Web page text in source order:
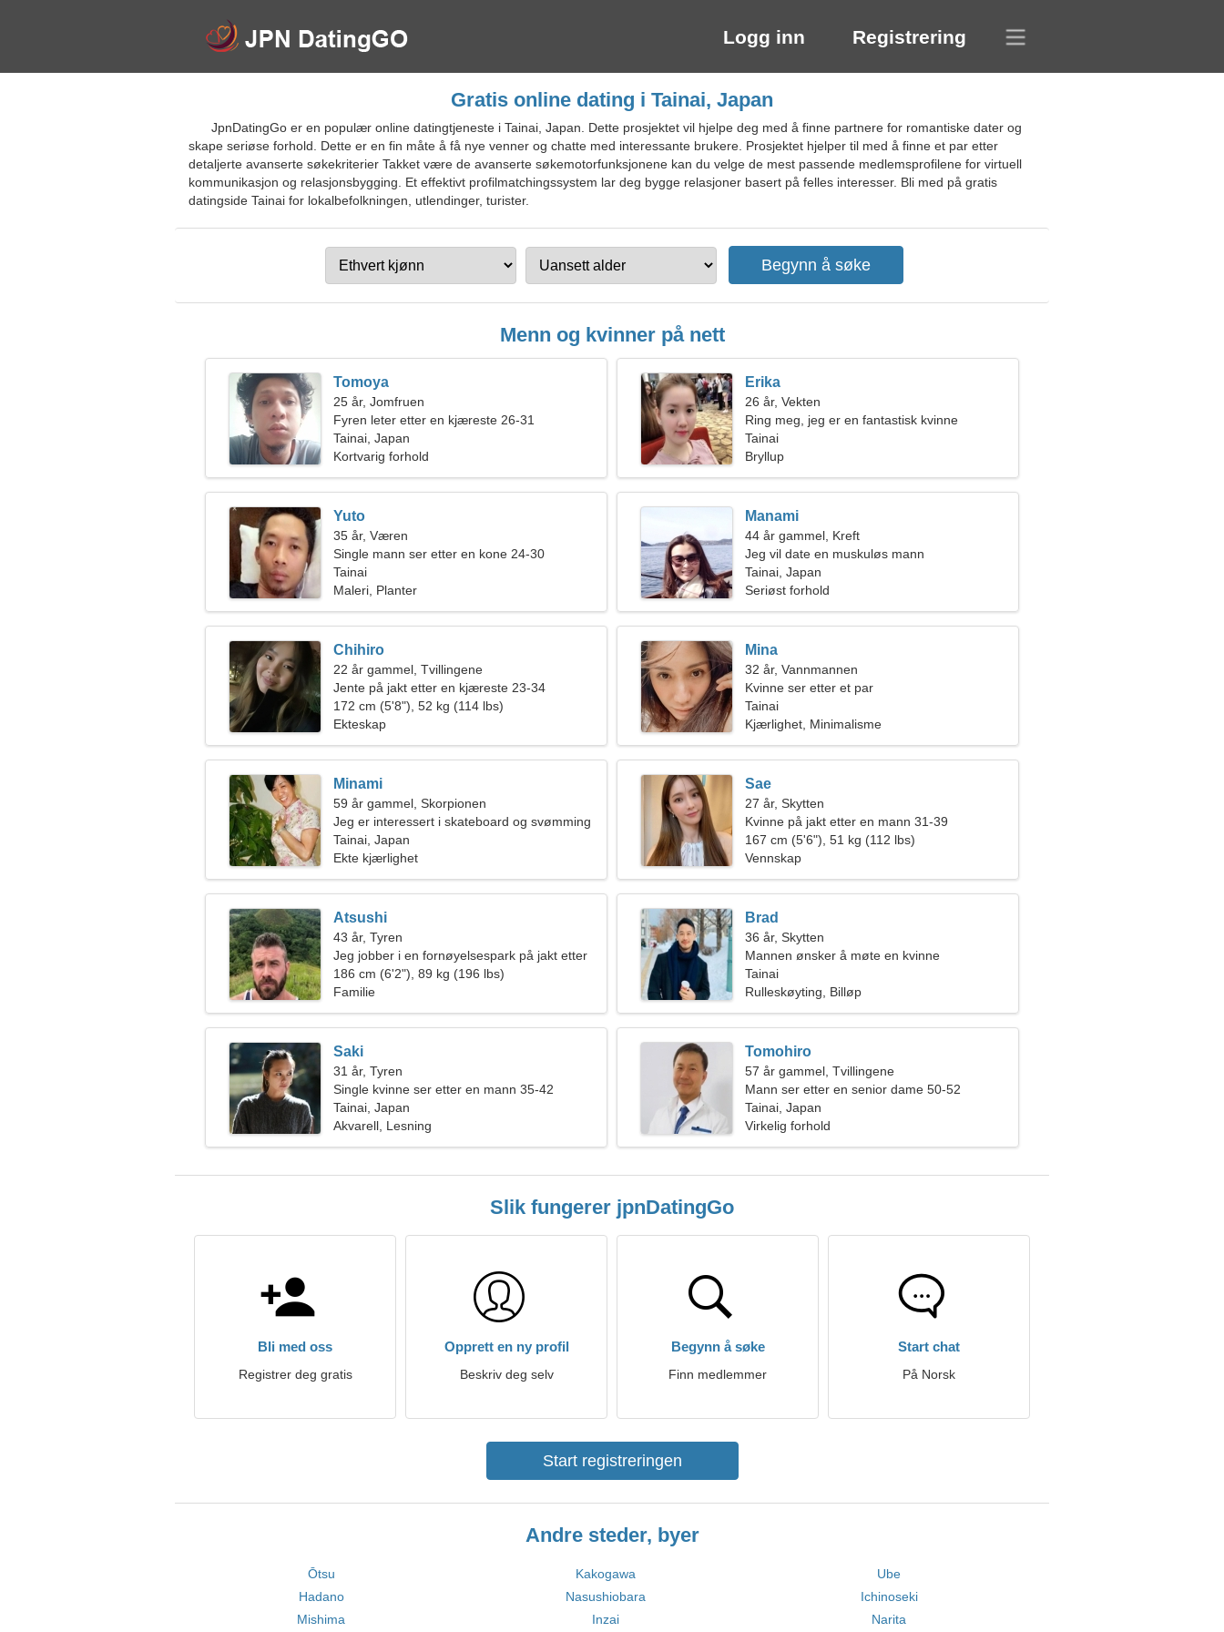
Logg inn Registrering
Gratis online dating i Tainai, Japan
JpnDatingGo er en populær online datingtjeneste i Tainai, Japan. Dette prosjektet vil hjelpe deg med å finne partnere for romantiske dater og
skape seriøse forhold. Dette er en fin måte å få nye venner og chatte med interessante brukere. Prosjektet hjelper til med å finne et par etter
detaljerte avanserte søkekriterier Takket være de avanserte søkemotorfunksjonene kan du velge de mest passende medlemsprofilene for virtuell
kommunikasjon og relasjonsbygging. Et effektivt profilmatchingssystem lar deg bygge relasjoner basert på felles interesser. Bli med på gratis
datingside Tainai for lokalbefolkningen, utlendinger, turister.
Menn og kvinner på nett
Tomoya
25 år, Jomfruen
Fyren leter etter en kjæreste 26-31
Tainai, Japan
Kortvarig forhold
Erika
26 år, Vekten
Ring meg, jeg er en fantastisk kvinne
Tainai
Bryllup
Yuto
35 år, Væren
Single mann ser etter en kone 24-30
Tainai
Maleri, Planter
Manami
44 år gammel, Kreft
Jeg vil date en muskuløs mann
Tainai, Japan
Seriøst forhold
Chihiro
22 år gammel, Tvillingene
Jente på jakt etter en kjæreste 23-34
172 cm (5'8"), 52 kg (114 lbs)
Ekteskap
Mina
32 år, Vannmannen
Kvinne ser etter et par
Tainai
Kjærlighet, Minimalisme
Minami
59 år gammel, Skorpionen
Jeg er interessert i skateboard og svømming
Tainai, Japan
Ekte kjærlighet
Sae
27 år, Skytten
Kvinne på jakt etter en mann 31-39
167 cm (5'6"), 51 kg (112 lbs)
Vennskap
Atsushi
43 år, Tyren
Jeg jobber i en fornøyelsespark på jakt etter
en emosjonell kvinne
186 cm (6'2"), 89 kg (196 lbs)
Familie
Brad
36 år, Skytten
Mannen ønsker å møte en kvinne
Tainai
Rulleskøyting, Billøp
Saki
31 år, Tyren
Single kvinne ser etter en mann 35-42
Tainai, Japan
Akvarell, Lesning
Tomohiro
57 år gammel, Tvillingene
Mann ser etter en senior dame 50-52
Tainai, Japan
Virkelig forhold
Slik fungerer jpnDatingGo
Bli med oss
Registrer deg gratis
Opprett en ny profil
Beskriv deg selv
Begynn å søke
Finn medlemmer
Start chat
På Norsk
Start registreringen
Andre steder, byer
Ōtsu Kakogawa
Ube
Hadano
Nasushiobara
Ichinoseki
Mishima
Inzai Narita